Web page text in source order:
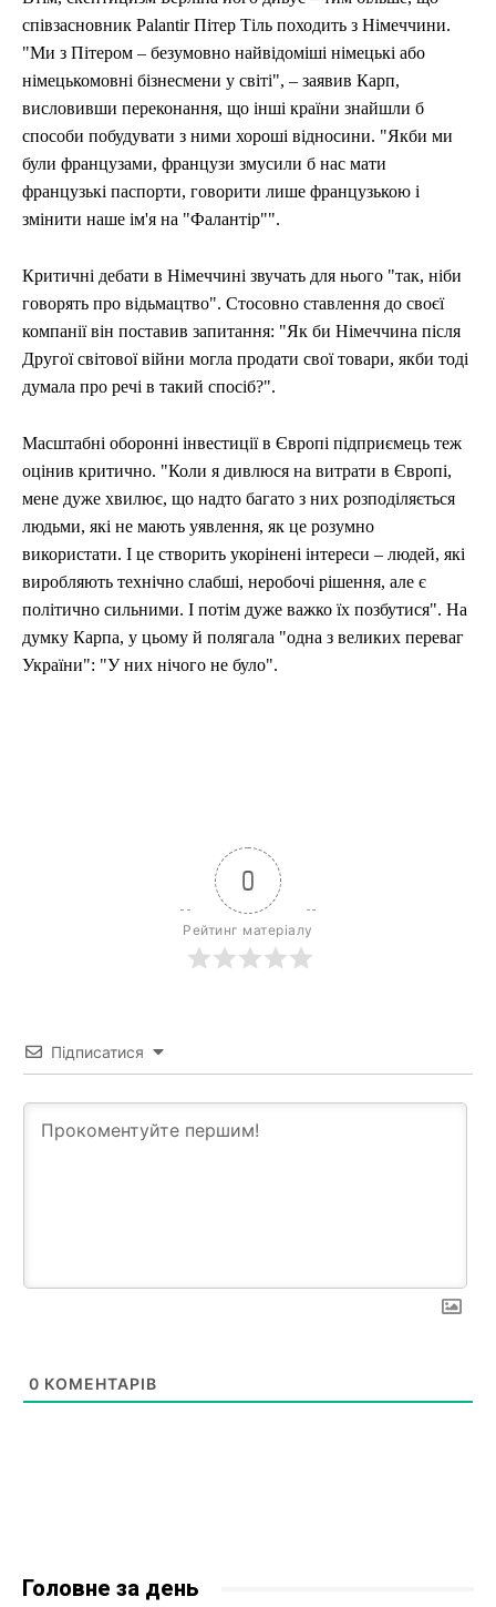
співзасновник Palantir Пітер Тіль походить з Німеччини.
"Ми з Пітером – безумовно найвідоміші німецькі або
німецькомовні бізнесмени у світі", – заявив Карп,
висловивши переконання, що інші країни знайшли б
способи побудувати з ними хороші відносини. "Якби ми
були французами, французи змусили б нас мати
французькі паспорти, говорити лише французькою і
змінити наше ім'я на "Фалантір"".
Критичні дебати в Німеччині звучать для нього "так, ніби
говорять про відьмацтво". Стосовно ставлення до своєї
компанії він поставив запитання: "Як би Німеччина після
Другої світової війни могла продати свої товари, якби тоді
думала про речі в такий спосіб?".
Масштабні оборонні інвестиції в Європі підприємець теж
оцінив критично. "Коли я дивлюся на витрати в Європі,
мене дуже хвилює, що надто багато з них розподіляється
людьми, які не мають уявлення, як це розумно
використати. І це створить укорінені інтереси – людей, які
виробляють технічно слабші, неробочі рішення, але є
політично сильними. І потім дуже важко їх позбутися". На
думку Карпа, у цьому й полягала "одна з великих переваг
України": "У них нічого не було".
0
Рейтинг матеріалу
Підписатися
0 КОМЕНТАРІВ
Головне за день